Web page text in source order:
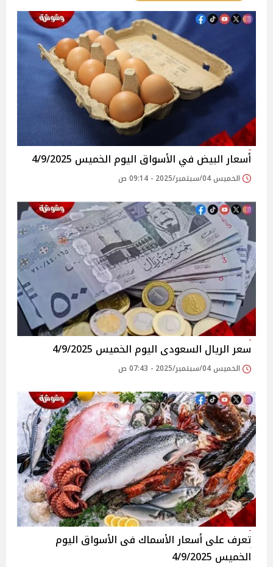
أسعار البيض في الأسواق‎‎ اليوم الخميس 4/9/2025
الخميس 04/سبتمبر/2025 - 09:14 ص
سعر الريال السعودى اليوم الخميس 4/9/2025
الخميس 04/سبتمبر/2025 - 07:43 ص
تعرف على أسعار الأسماك فى الأسواق‎‎ اليوم
الخميس 4/9/2025